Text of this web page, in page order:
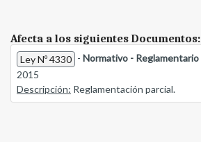
Afecta a los siguientes Documentos:
Ley Nº 4330 - Normativo - Reglamentario
2015
Descripción: Reglamentación parcial.